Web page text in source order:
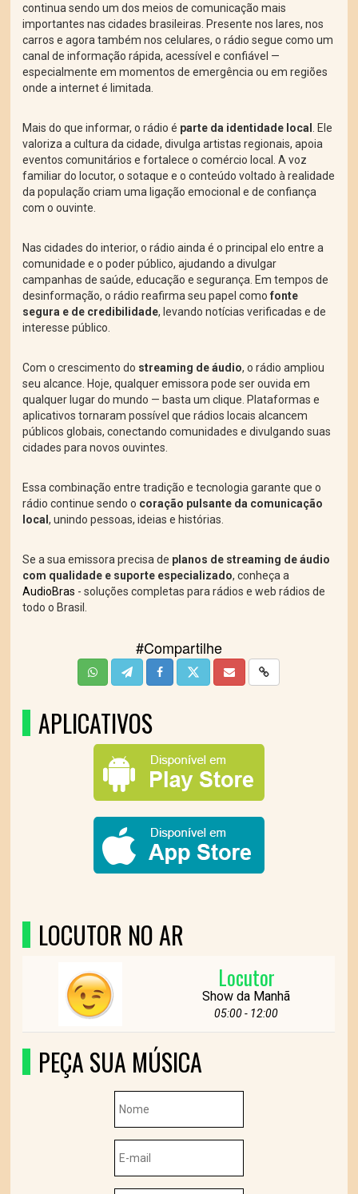
continua sendo um dos meios de comunicação mais
importantes nas cidades brasileiras. Presente nos lares, nos
carros e agora também nos celulares, o rádio segue como um
canal de informação rápida, acessível e confiável —
especialmente em momentos de emergência ou em regiões
onde a internet é limitada.
Mais do que informar, o rádio é parte da identidade local . Ele
valoriza a cultura da cidade, divulga artistas regionais, apoia
eventos comunitários e fortalece o comércio local. A voz
familiar do locutor, o sotaque e o conteúdo voltado à realidade
da população criam uma ligação emocional e de confiança
com o ouvinte.
Nas cidades do interior, o rádio ainda é o principal elo entre a
comunidade e o poder público, ajudando a divulgar
campanhas de saúde, educação e segurança. Em tempos de
desinformação, o rádio reafirma seu papel comofonte
segura e de credibilidade, levando notícias verificadas e de
interesse público.
Com o crescimento do streaming de áudio, o rádio ampliou
seu alcance. Hoje, qualquer emissora pode ser ouvida em
qualquer lugar do mundo — basta um clique. Plataformas e
aplicativos tornaram possível que rádios locais alcancem
públicos globais, conectando comunidades e divulgando suas
cidades para novos ouvintes.
Essa combinação entre tradição e tecnologia garante que o
rádio continue sendo o coração pulsante da comunicação
local, unindo pessoas, ideias e histórias.
Se a sua emissora precisa de planos de streaming de áudio
com qualidade e suporte especializado, conheça a
AudioBras - soluções completas para rádios e web rádios de
todo o Brasil.
#Compartilhe
APLICATIVOS
LOCUTOR NO AR
Locutor
Show da Manhã
05:00 - 12:00
PEÇA SUA MÚSICA